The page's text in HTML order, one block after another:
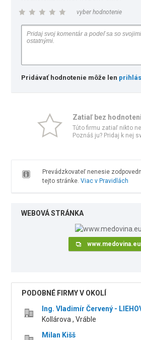
vyber hodnotenie
Pridávať hodnotenie môže len
Zatiaľ bez
Túto firmu zatiaľ nikto
Poznáš ju? Pridaj k nej
Prevádzkovateľ nenesie
tejto stránke. Viac v Pravidlách
WEBOVÁ STRÁNKA
PODOBNÉ FIRMY V OKOLÍ
Ing. Vladimír Červený -
Kollárova , Vráble
Milan Kišš